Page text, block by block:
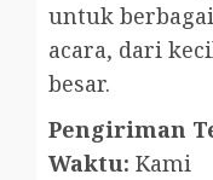
untuk
acara, dari
besar.
Pengiriman
Waktu: Kami